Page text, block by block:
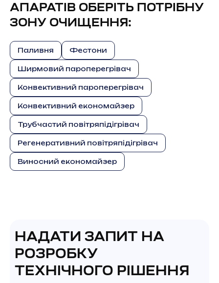
АПАРАТІВ ОБЕРІТЬ ПОТРІБНУ
ЗОНУ ОЧИЩЕННЯ:
Паливня Фестони
Ширмовий пароперегрівач
Конвективний пароперегрівач
Конвективний економайзер
Трубчастий повітряпідігрівач
Регенеративний повітряпідігрівач
Виносний економайзер
НАДАТИ ЗАПИТ НА
РОЗРОБКУ
ТЕХНІЧНОГО РІШЕННЯ